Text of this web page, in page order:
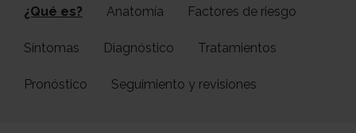
Registro
Inicio
cáncer
¿Qué es? Anatomía Factores de riesgo
Síntomas Diagnóstico Tratamientos
Pronóstico Seguimiento y revisiones